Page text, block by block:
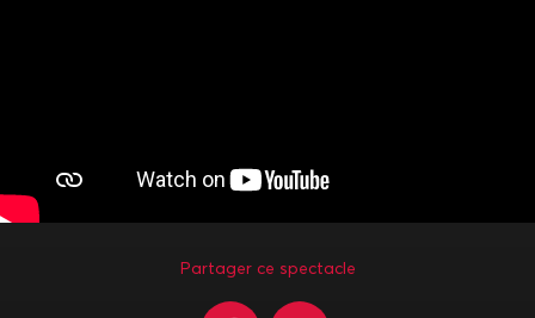
Partager ce spectacle